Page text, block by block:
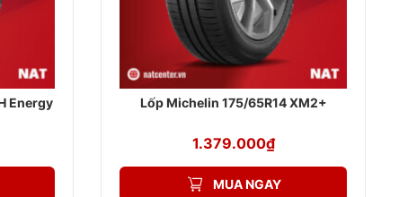
yêu trông thể thao và hiện đại hơn mà còn hỗ trợ quá
hiển thị ở thành lốp cũ. Với sự đáp ứng tuyệt vời về
Santafe, Kia Sorento, Mazda CX-5, Honda CR-V.
Energy
Lốp Michelin 175/65R14 XM2+
1.379.000₫
MUA NGAY